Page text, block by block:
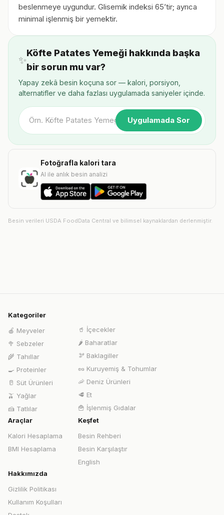
beslenmeye uygundur. Glisemik indeksi 65’tir; ayrıca
minimal işlenmiş bir yemektir.
✨
Köfte Patates Yemeği hakkında başka
bir sorun mu var?
Yapay zekâ besin koçuna sor — kalori, porsiyon,
alternatifler ve daha fazlası uygulamada saniyeler içinde.
Uygulamada Sor
Fotoğrafla kalori tara
AI ile anlık besin analizi
Besin verileri USDA FoodData Central ve bilimsel kaynaklardan derlenmiştir.
Kategoriler
🍎 Meyveler
🥦 Sebzeler
🌾 Tahıllar
🍳 Proteinler
🥛 Süt Ürünleri
🫒 Yağlar
🍰 Tatlılar
🥤 İçecekler
🌶️ Baharatlar
🫘 Baklagiller
🥜 Kuruyemiş & Tohumlar
🦐 Deniz Ürünleri
🥩 Et
🍟 İşlenmiş Gıdalar
Araçlar
Kalori Hesaplama
BMI Hesaplama
Keşfet
Besin Rehberi
Besin Karşılaştır
English
Hakkımızda
Gizlilik Politikası
Kullanım Koşulları